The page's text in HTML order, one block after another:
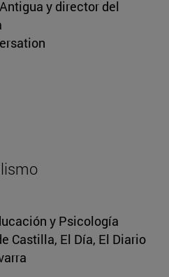
y director del
y Psicología
Castilla, El Día, El Diario